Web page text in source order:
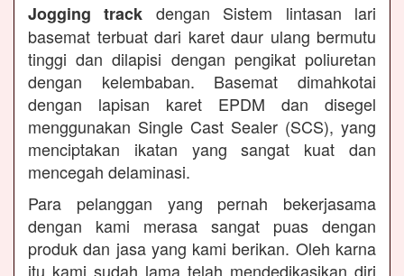
Jogging track dengan Sistem lintasan lari
basemat terbuat dari karet daur ulang bermutu
tinggi dan dilapisi dengan pengikat poliuretan
dengan kelembaban. Basemat dimahkotai
dengan lapisan karet EPDM dan disegel
menggunakan Single Cast Sealer (SCS), yang
menciptakan ikatan yang sangat kuat dan
mencegah delaminasi.
Para pelanggan yang pernah bekerjasama
dengan kami merasa sangat puas dengan
produk dan jasa yang kami berikan. Oleh karna
itu kami sudah lama telah mendedikasikan diri